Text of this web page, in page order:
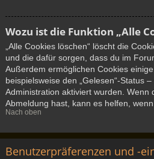
Wozu ist die Funktion „Alle
„Alle Cookies löschen“ löscht die
und die dafür sorgen, dass du im
Außerdem ermöglichen Cookies
beispielsweise den „Gelesen“-Status
Administration aktiviert wurden. Wenn
Abmeldung hast, kann es helfen,
Nach oben
Benutzerpräferenzen und -